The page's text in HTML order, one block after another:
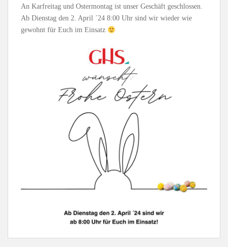
An Karfreitag und Ostermontag ist unser Geschäft geschlossen.
Ab Dienstag den 2. April ´24 8:00 Uhr sind wir wieder wie
gewohnt für Euch im Einsatz